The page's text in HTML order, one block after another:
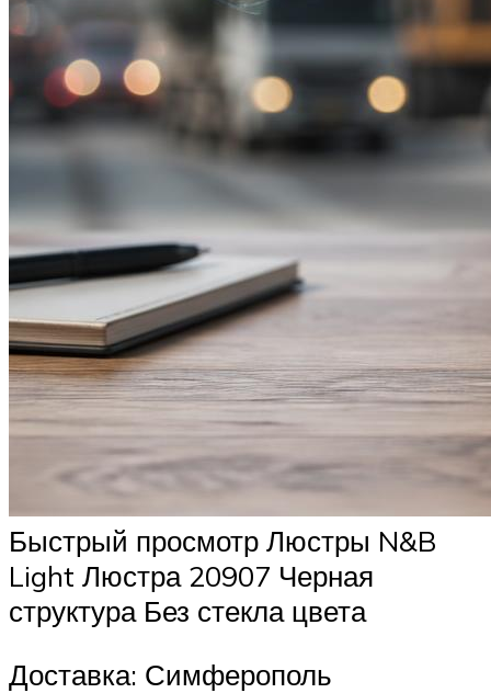
Быстрый просмотр Люстры N&B
Light Люстра 20907 Черная
структура Без стекла цвета
Доставка: Симферополь